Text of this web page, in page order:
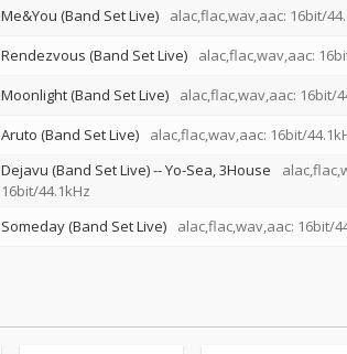
Me&You (Band Set Live) alac,flac,wav,aac: 16bit/
Rendezvous (Band Set Live) alac,flac,wav,aac:
Moonlight (Band Set Live) alac,flac,wav,aac: 16bit/
Aruto (Band Set Live) alac,flac,wav,aac: 16bit/
Dejavu (Band Set Live)--Yo-Sea 3House
16bit/44.1kHz
Someday (Band Set Live) alac,flac,wav,aac: 16bit/